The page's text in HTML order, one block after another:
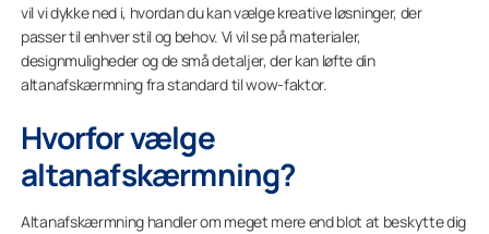
vil vi dykke ned i, hvordan du kan vælge kreative løsninger, der
passer til enhver stil og behov. Vi vil se på materialer,
designmuligheder og de små detaljer, der kan løfte din
altanafskærmning fra standard til wow-faktor.
Hvorfor vælge
altanafskærmning?
Altanafskærmning handler om meget mere end blot at beskytte dig